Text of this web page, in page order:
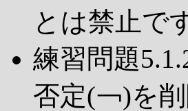
とは禁止で
練習問題
否定(￢)を